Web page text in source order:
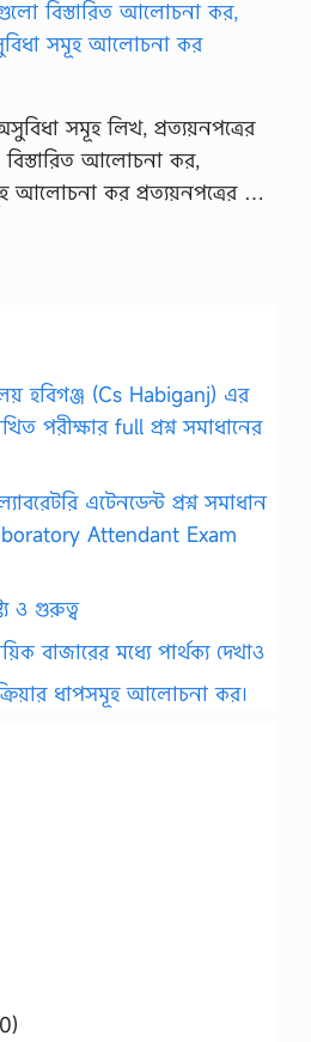
সমূহ লিখ, প্রত্যয়নপত্রের
আলোচনা কর,
আলোচনা কর প্রত্যয়নপত্রের …
হবিগঞ্জ (Cs Habiganj) এর
পরীক্ষার full প্রশ্ন সমাধানের
এটেনডেন্ট প্রশ্ন সমাধান
Attendant Exam
ও গুরুত্ব
বাজারের মধ্যে পার্থক্য দেখাও
ধাপসমূহ আলোচনা কর।